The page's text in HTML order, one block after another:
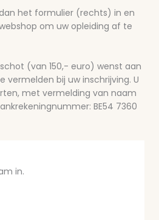
het formulier (rechts) in en
om uw opleiding af te
(van 150,- euro) wenst aan
vermelden bij uw inschrijving. U
met vermelding van naam
BE54 7360
in.